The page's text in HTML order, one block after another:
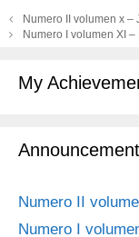
Navegación
de
Numero II volumen x –
Numero I volumen XI –
My
Numero II
Numero I